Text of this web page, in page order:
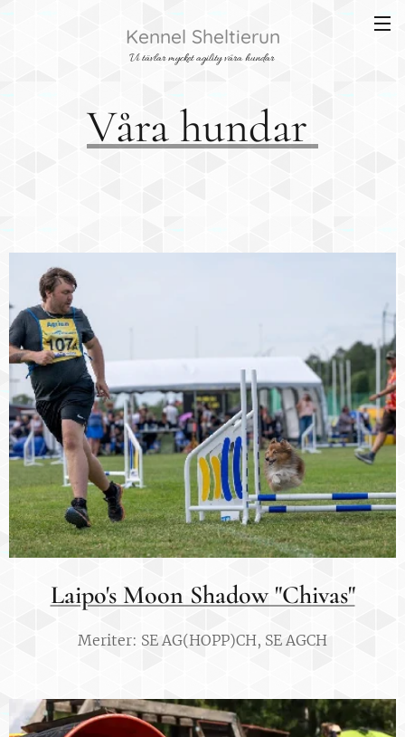
Kennel Sheltierun
Vi tävlar mycket agility våra hundar
Våra hundar
Laipo's Moon Shadow "Chivas"
Meriter: SE AG(HOPP)CH, SE AGCH